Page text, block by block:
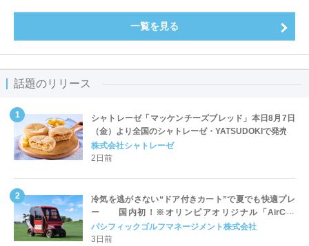
一覧を見る
話題のリリース
シャトレーゼ「マッケンチーズブレッド」本日8月7日
（金）より全国のシャトレーゼ・YATSUDOKIで発売
株式会社シャトレーゼ
2日前
冷気を逃がさない“ドア付きカート”で夏でも快適プレ
ー 国内初！※オリンピアオリジナル「AirCon
Cart（エアコンカート）」導入 | ＰＧＭ
パシフィックゴルフマネージメント株式会社
3日前